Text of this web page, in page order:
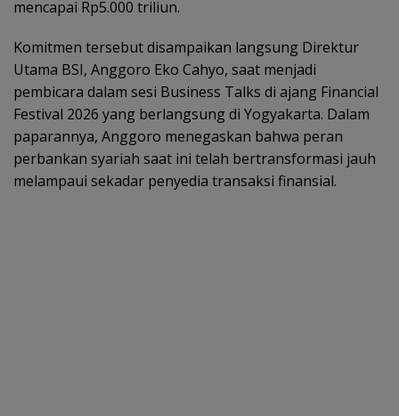
mencapai Rp5.000 triliun.
Komitmen tersebut disampaikan langsung Direktur
Utama BSI, Anggoro Eko Cahyo, saat menjadi
pembicara dalam sesi Business Talks di ajang Financial
Festival 2026 yang berlangsung di Yogyakarta. Dalam
paparannya, Anggoro menegaskan bahwa peran
perbankan syariah saat ini telah bertransformasi jauh
melampaui sekadar penyedia transaksi finansial.